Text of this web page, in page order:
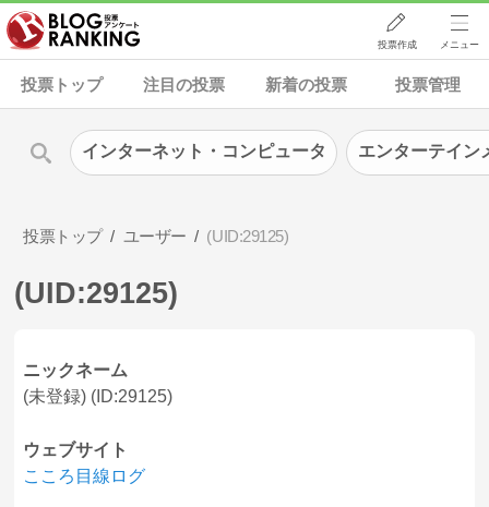
投票作成 メニュー
投票トップ 注目の投票 新着の投票 投票管理
投票トップ ユーザー (UID:29125)
(UID:29125)
ニックネーム
(未登録) (ID:29125)
ウェブサイト
こころ目線ログ
インターネット・コンピュータ エンターテイン